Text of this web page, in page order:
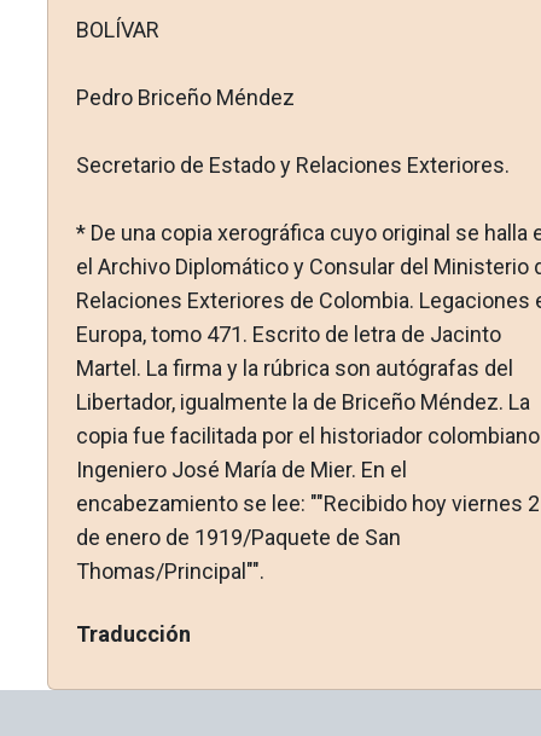
BOLÍVAR
Pedro Briceño Méndez
Secretario de Estado y Relaciones Exteriores.
* De una copia xerográfica cuyo original se halla
el Archivo Diplomático y Consular del Ministerio
Relaciones Exteriores de Colombia. Legaciones
Europa, tomo 471. Escrito de letra de Jacinto
Martel. La firma y la rúbrica son autógrafas del
Liber­tador, igualmente la de Briceño Méndez. La
copia fue facilitada por el historiador colombiano
Ingeniero José María de Mier. En el
encabezamiento se lee: ""Recibido hoy viernes
de enero de 1919/Paquete de San
Thomas/Principal"".
Traducción